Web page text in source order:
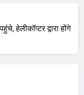
हेलीकॉप्टर द्वारा होंगे